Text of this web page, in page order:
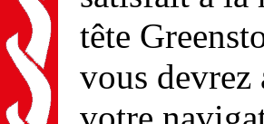
tête
vous devrez